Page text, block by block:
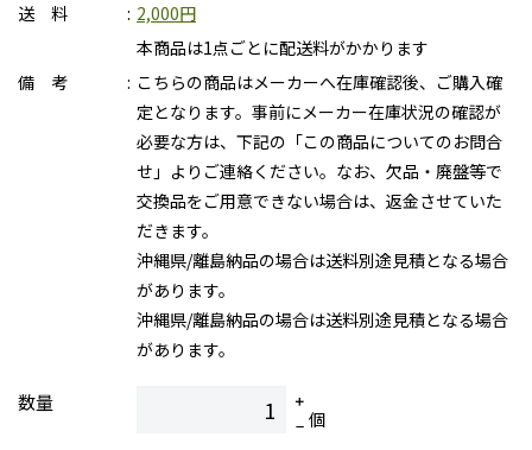
送 料
2,000円
本商品は1点ごとに配送料がかかります
備 考
こちらの商品はメーカーへ在庫確認後、ご購入確
定となります。事前にメーカー在庫状況の確認が
必要な方は、下記の「この商品についてのお問合
せ」よりご連絡ください。なお、欠品・廃盤等で
交換品をご用意できない場合は、返金させていた
だきます。
沖縄県/離島納品の場合は送料別途見積となる場合
があります。
沖縄県/離島納品の場合は送料別途見積となる場合
があります。
数量
個